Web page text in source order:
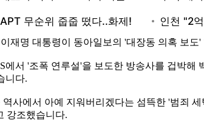
재명 대통령이 동아일보의 '대장동 의혹 보
에서 '조폭 연루설'을 보도한 방송사를 겁박
니다.
사에서 아예 지워버리겠다는 섬뜩한 '범죄
강조했습니다.